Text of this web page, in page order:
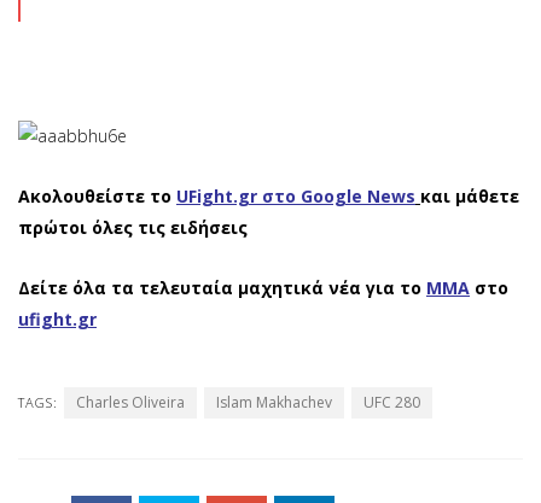
Ακολουθείστε το UFight.gr στο Google News και μάθετε
πρώτοι όλες τις ειδήσεις
Δείτε όλα τα τελευταία μαχητικά νέα για το ΜΜΑ στο
ufight.gr
TAGS: Charles Oliveira Islam Makhachev UFC 280